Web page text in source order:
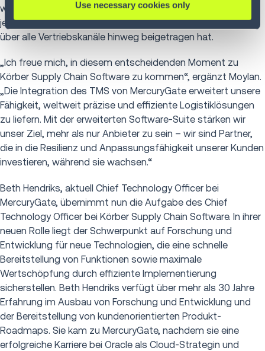
Use necessary cookies only
wie HP und SAP zusammengearbeitet, wo er in den
jeweiligen Funktionen maßgeblich zu Wachstumsinitiativen
über alle Vertriebskanäle hinweg beigetragen hat.
„Ich freue mich, in diesem entscheidenden Moment zu
Körber Supply Chain Software zu kommen“, ergänzt Moylan.
„Die Integration des TMS von MercuryGate erweitert unsere
Fähigkeit, weltweit präzise und effiziente Logistiklösungen
zu liefern. Mit der erweiterten Software-Suite stärken wir
unser Ziel, mehr als nur Anbieter zu sein – wir sind Partner,
die in die Resilienz und Anpassungsfähigkeit unserer Kunden
investieren, während sie wachsen.“
Beth Hendriks, aktuell Chief Technology Officer bei
MercuryGate, übernimmt nun die Aufgabe des Chief
Technology Officer bei Körber Supply Chain Software. In ihrer
neuen Rolle liegt der Schwerpunkt auf Forschung und
Entwicklung für neue Technologien, die eine schnelle
Bereitstellung von Funktionen sowie maximale
Wertschöpfung durch effiziente Implementierung
sicherstellen. Beth Hendriks verfügt über mehr als 30 Jahre
Erfahrung im Ausbau von Forschung und Entwicklung und
der Bereitstellung von kundenorientierten Produkt-
Roadmaps. Sie kam zu MercuryGate, nachdem sie eine
erfolgreiche Karriere bei Oracle als Cloud-Strategin und